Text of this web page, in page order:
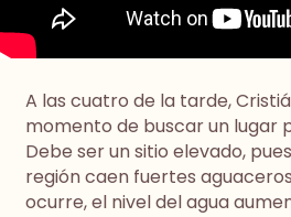
A las cuatro de la tarde,
momento de buscar un lugar
Debe ser un sitio elevado,
región caen fuertes
ocurre, el nivel del agua